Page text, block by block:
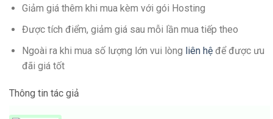
Giảm giá thêm khi mua kèm với gói Hosting
Được tích điểm, giảm giá sau mỗi lần mua tiếp theo
Ngoài ra khi mua số lượng lớn vui lòng liên hệđể được ưu
đãi giá tốt
Thông tin tác giả